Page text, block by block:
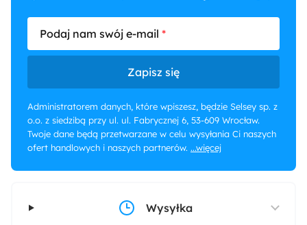
Podaj nam swój e-mail
Zapisz się
Administratorem danych, które wpiszesz, będzie Selsey sp. z
o.o. z siedzibą przy ul. ul. Fabrycznej 6, 53-609 Wrocław.
Twoje dane będą przetwarzane w celu wysyłania Ci naszych
ofert handlowych i naszych partnerów. ...więcej
Wysyłka